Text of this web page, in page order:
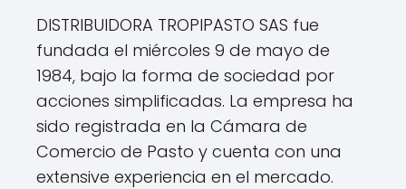
DISTRIBUIDORA TROPIPASTO SAS fue
fundada el miércoles 9 de mayo de
1984, bajo la forma de sociedad por
acciones simplificadas. La empresa ha
sido registrada en la Cámara de
Comercio de Pasto y cuenta con una
extensive experiencia en el mercado.